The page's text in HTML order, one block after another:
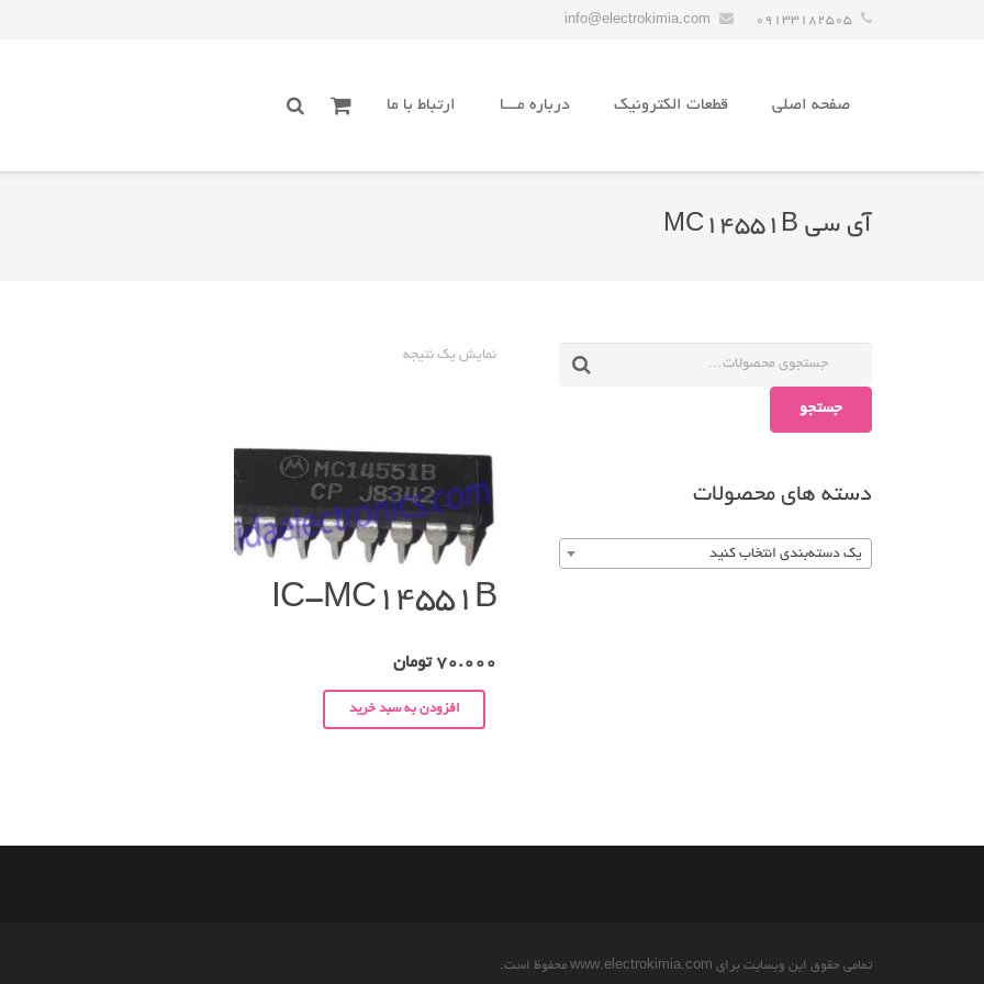
09133182505
info@electrokimia.com
صفحه اصلی قطعات الکترونیک درباره مـــا ارتباط با ما
آی سی MC14551B
نمایش یک نتیجه
IC-MC14551B
70.000 تومان
افزودن به سبد خرید
جستجو
دسته های محصولات
یک دسته‌بندی انتخاب کنید
تمامی حقوق این وبسایت برای www.electrokimia.com محفوظ است.